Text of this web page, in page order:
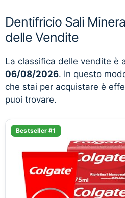
Dentifricio Sali
delle Vendite
La classifica delle vendite è
06/08/2026. In questo
che stai per acquistare è
puoi trovare.
Bestseller #1